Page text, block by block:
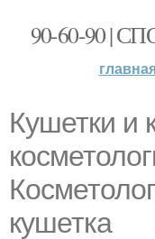
90-60-90 |
Кушетки и
кушетка